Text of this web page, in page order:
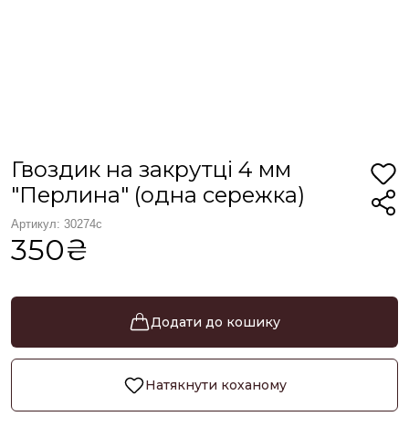
Гвоздик на закрутці 4 мм
"Перлина" (одна сережка)
Артикул: 30274с
350₴
Додати до кошику
Натякнути коханому